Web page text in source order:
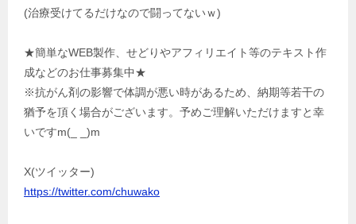
(治療受けてるだけなので闘ってないｗ)
★簡単なWEB製作、せどりやアフィリエイト等のテキスト作
成などのお仕事募集中★
※抗がん剤の影響で体調が悪い時があるため、納期等若干の
猶予を頂く場合がございます。予めご理解いただけますと幸
いですm(_ _)m
X(ツイッター)
https://twitter.com/chuwako